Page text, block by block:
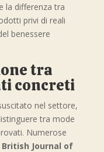
la differenza tra
privi di reali
benessere
tra
concreti
nel settore,
tra mode
Numerose
British Journal of